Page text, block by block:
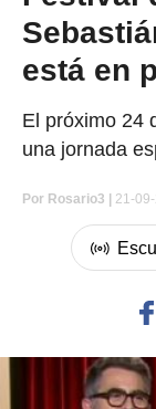
está en
El próximo 24
una jornada
Por Rosario3 | 21-